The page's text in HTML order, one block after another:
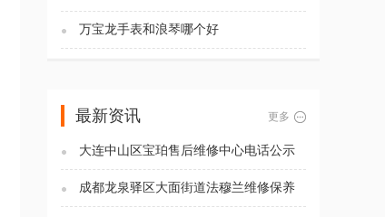
万宝龙手表和浪琴哪个好
最新资讯 更多
大连中山区宝珀售后维修中心电话公示
（2026年7月最新）
成都龙泉驿区大面街道法穆兰维修保养
服务电话（2026年7月最新）